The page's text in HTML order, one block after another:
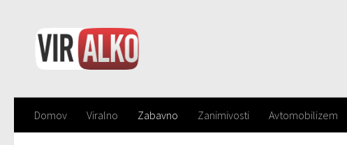
Domov Viralno Zabavno Zanimivosti Avtomobilizem